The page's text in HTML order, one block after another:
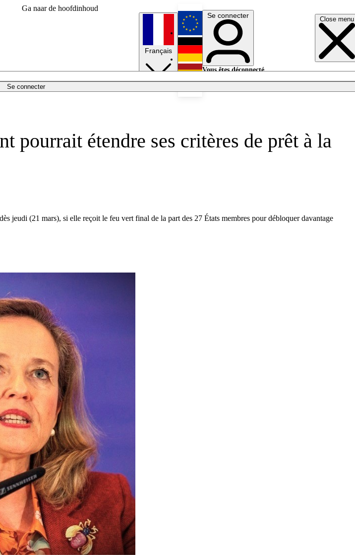
Ga naar de hoofdinhoud
Close menu
Se connecter
Français
English
Deutsch
Se connecter
Vous êtes déconnecté.
pourrait étendre ses critères de prêt à la
jeudi (21 mars), si elle reçoit le feu vert final de la part des 27 États membres pour débloquer davantage